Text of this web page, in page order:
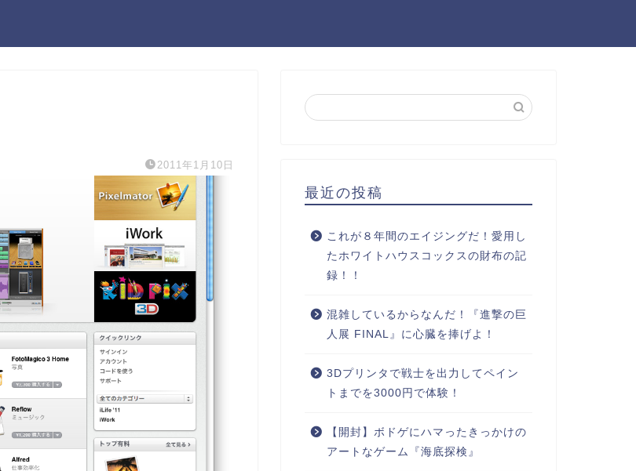
2011年1月10日
最近の投稿
これが８年間のエイジングだ！愛用し
たホワイトハウスコックスの財布の記
録！！
混雑しているからなんだ！『進撃の巨
人展 FINAL』に心臓を捧げよ！
3Dプリンタで戦士を出力してペイン
トまでを3000円で体験！
【開封】ボドゲにハマったきっかけの
アートなゲーム『海底探検』